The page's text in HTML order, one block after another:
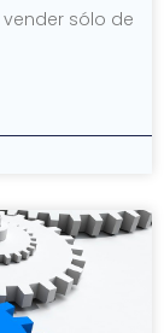
sólo de